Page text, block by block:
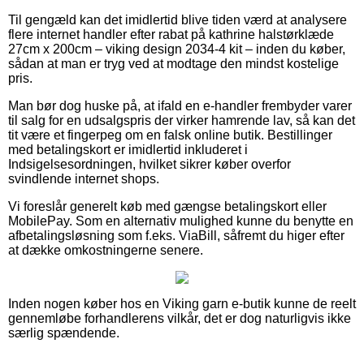
Til gengæld kan det imidlertid blive tiden værd at analysere
flere internet handler efter rabat på kathrine halstørklæde
27cm x 200cm – viking design 2034-4 kit – inden du køber,
sådan at man er tryg ved at modtage den mindst kostelige
pris.
Man bør dog huske på, at ifald en e-handler frembyder varer
til salg for en udsalgspris der virker hamrende lav, så kan det
tit være et fingerpeg om en falsk online butik. Bestillinger
med betalingskort er imidlertid inkluderet i
Indsigelsesordningen, hvilket sikrer køber overfor
svindlende internet shops.
Vi foreslår generelt køb med gængse betalingskort eller
MobilePay. Som en alternativ mulighed kunne du benytte en
afbetalingsløsning som f.eks. ViaBill, såfremt du higer efter
at dække omkostningerne senere.
Inden nogen køber hos en Viking garn e-butik kunne de reelt
gennemløbe forhandlerens vilkår, det er dog naturligvis ikke
særlig spændende.